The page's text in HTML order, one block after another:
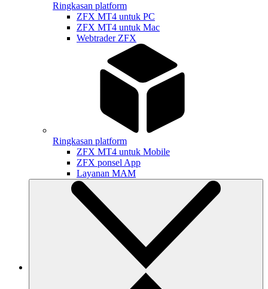
Ringkasan platform
ZFX MT4 untuk PC
ZFX MT4 untuk Mac
Webtrader ZFX
Ringkasan platform
ZFX MT4 untuk Mobile
ZFX ponsel App
Layanan MAM